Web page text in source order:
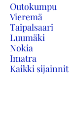
Outokumpu
Vieremä
Taipalsaari
Luumäki
Nokia
Imatra
Kaikki sijainnit